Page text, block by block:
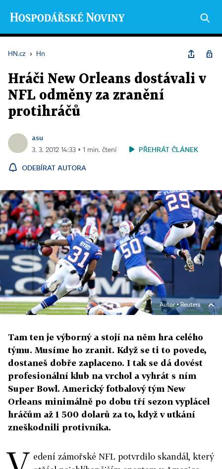
HN.cz › Hn
Hráči New Orleans dostávali v
NFL odměny za zranění
protihráčů
asu
3. 3. 2012 14:33 ▪ 1 min. čtení PŘEHRÁT ČLÁNEK
ODEBÍRAT AUTORA
Autor ▪Reuters
Tam ten je výborný a stojí na něm hra celého
týmu. Musíme ho zranit. Když se ti to povede,
dostaneš dobře zaplaceno. I tak se dá dovést
profesionální klub na vrchol a vyhrát s ním
Super Bowl. Americký fotbalový tým New
Orleans minimálně po dobu tří sezon vyplácel
hráčům až 1 500 dolarů za to, když v utkání
zneškodnili protivníka.
edení zámořské NFL potvrdilo skandál, který